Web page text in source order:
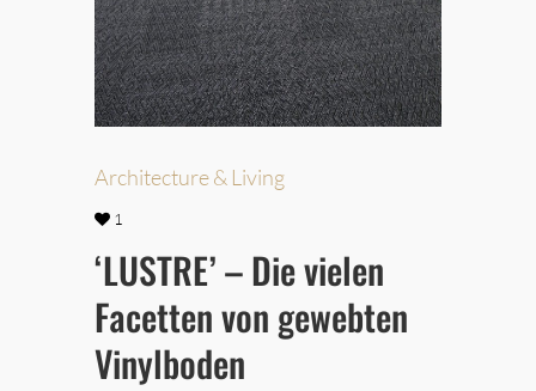
Architecture & Living
1
‘LUSTRE’ – Die vielen
Facetten von gewebten
Vinylboden